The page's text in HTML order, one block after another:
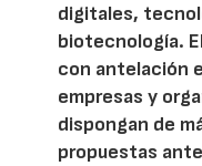
digitales,
biotecnología.
con antelación
empresas y
dispongan de
propuestas